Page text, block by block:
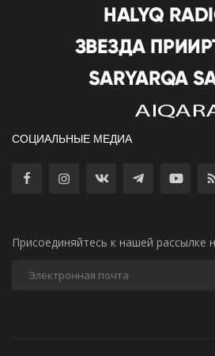
СОЦИАЛЬНЫЕ МЕДИА
Присоединяйтесь к нашей рассылке